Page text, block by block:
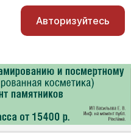
Авторизуйтесь